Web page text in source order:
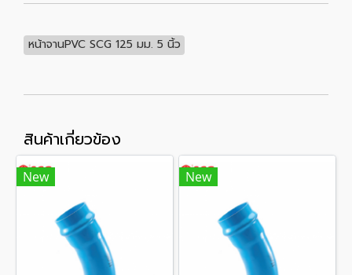
หน้าจานPVC SCG 125 มม. 5 นิ้ว
สินค้าเกี่ยวข้อง
New New